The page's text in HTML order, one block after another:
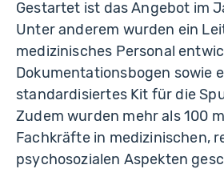
Gestartet ist das Angebot im
Unter anderem wurden ein
medizinisches Personal
Dokumentationsbogen sowie
standardisiertes Kit für die
Zudem wurden mehr als 100
Fachkräfte in medizinischen,
psychosozialen Aspekten